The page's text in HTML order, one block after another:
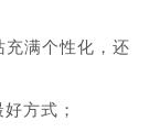
满个性化，还
方式；